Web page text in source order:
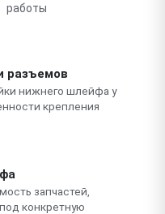
работы
разъемов
нижнего шлейфа у
крепления
запчастей,
конкретную